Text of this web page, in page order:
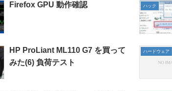
Firefox GPU 動作確認 ハック
HP ProLiant ML110 G7 を買って
みた(6) 負荷テスト
ハードウェア